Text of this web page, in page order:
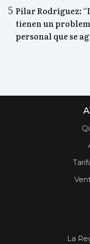
Pilar Rodríguez:
tienen un
personal que se
La